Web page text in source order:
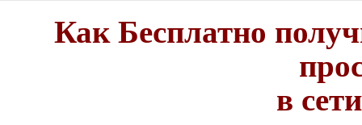
Как Бесплатно
в